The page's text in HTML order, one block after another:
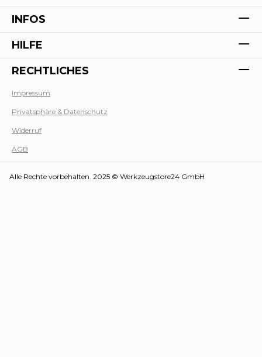
INFOS
HILFE
RECHTLICHES
Impressum
Privatsphäre & Datenschutz
Widerruf
AGB
Alle Rechte vorbehalten. 2025 © Werkzeugstore24 GmbH